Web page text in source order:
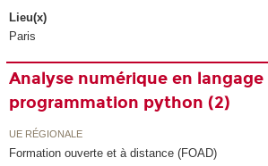
Lieu(x)
Paris
Analyse numérique en langage
programmation python (2)
UE RÉGIONALE
Formation ouverte et à distance (FOAD)